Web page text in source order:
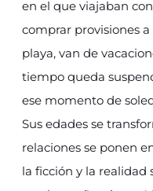
en el que viajaban
comprar provisiones a
playa, van de
tiempo queda
ese momento de
Sus edades se
relaciones se ponen
la ficción y la realidad